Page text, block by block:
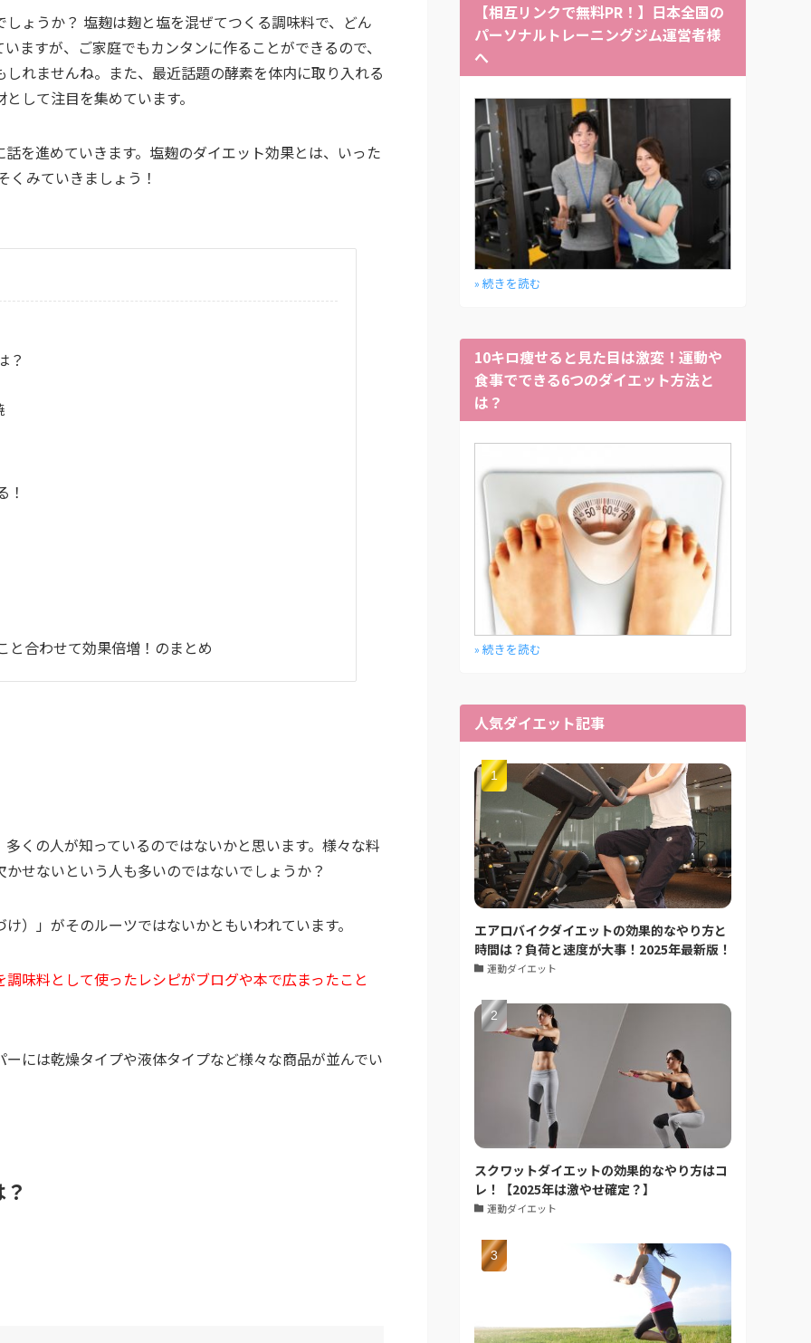
ょうか？ 塩麹は麹と塩を混ぜてつくる調味料で、どん
ますが、ご家庭でもカンタンに作ることができるので、
れませんね。また、最近話題の酵素を体内に取り入れる
して注目を集めています。
話を進めていきます。塩麹のダイエット効果とは、いった
くみていきましょう！
？
！
と合わせて効果倍増！のまとめ
くの人が知っているのではないかと思います。様々な料
せないという人も多いのではないでしょうか？
）」がそのルーツではないかともいわれています。
調味料として使ったレシピがブログや本で広まったこと
には乾燥タイプや液体タイプなど様々な商品が並んでい
【相互リンクで無料PR！】日本全国の
パーソナルトレーニングジム運営者様
へ
» 続きを読む
10キロ痩せると見た目は激変！運動や
食事でできる6つのダイエット方法と
は？
» 続きを読む
人気ダイエット記事
エアロバイクダイエットの効果的なやり方と
時間は？負荷と速度が大事！2025年最新版！
運動ダイエット
スクワットダイエットの効果的なやり方はコ
レ！【2025年は激やせ確定？】
運動ダイエット